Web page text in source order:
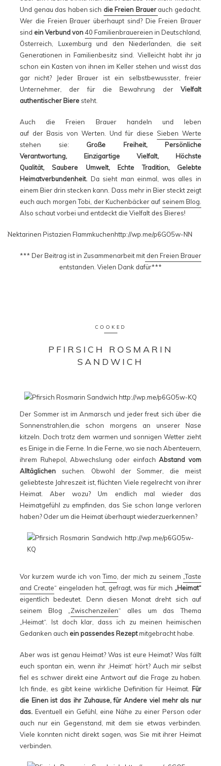
Und genau das haben sich die Freien Brauer auch gedacht.
Wer die Freien Brauer überhaupt sind? Die Freien Brauer
sind ein Verbund von40 Familienbrauereien in Deutschland,
Österreich, Luxemburg und den Niederlanden, die seit
Generationen in Familienbesitz sind. Vielleicht habt ihr ja
schon ein Kasten von ihnen im Keller stehen und wisst das
gar nicht? Jeder Brauer ist ein selbstbewusster, freier
Unternehmer, der für die Bewahrung der Vielfalt
authentischer Biere steht.
Auch die Freien Brauer handeln und leben
auf der Basis von Werten. Und für diese Sieben Werte
stehen sie: Große Freiheit, Persönliche
Verantwortung, Einzigartige Vielfalt, Höchste
Qualität, Saubere Umwelt, Echte Tradition, Gelebte
Heimatverbundenheit. Da sieht man einmal, was alles in
einem Bier drin stecken kann. Dass mehr in Bier steckt zeigt
euch auch morgenTobi, der Kuchenbäckerauf seinem Blog.
Also schaut vorbei und entdeckt die Vielfalt des Bieres!
*** Der Beitrag ist in Zusammenarbeit mit den Freien Brauer
entstanden. Vielen Dank dafür***
COOKED
PFIRSICH ROSMARIN
SANDWICH
Der Sommer ist im Anmarsch und jeder freut sich über die
Sonnenstrahlen,die schon morgens an unserer Nase
kitzeln. Doch trotz dem warmen und sonnigen Wetter zieht
es Einige in die Ferne. In die Ferne, wo sie nach Abenteuern,
ihrem Ruhepol, Abwechslung oder einfachAbstand vom
Alltäglichen suchen. Obwohl der Sommer, die meist
geliebteste Jahreszeit ist, flüchten Viele regelrecht von ihrer
Heimat. Aber wozu? Um endlich mal wieder das
Heimatgefühl zu empfinden, das Sie schon lange verloren
haben? Oder um die Heimat überhaupt wiederzuerkennen?
Vor kurzem wurde ich vonTimo , der mich zu seinem „Taste
and Create“ eingeladen hat, gefragt, was für mich „Heimat“
eigentlich bedeutet. Denn diesen Monat dreht sich auf
seinem Blog „ Zwischenzeilen“ alles um das Thema
„Heimat“. Ist doch klar, dass ich zu meinen heimischen
Gedanken auch ein passendes Rezeptmitgebracht habe.
Aber was ist genau Heimat? Was ist eure Heimat? Was fällt
euch spontan ein, wenn ihr ‚Heimat‘ hört? Auch mir selbst
fiel es schwer direkt eine Antwort auf die Frage zu haben.
Ich finde, es gibt keine wirkliche Definition für Heimat. Für
die Einen ist das ihr Zuhause, für Andere viel mehr als nur
das. Eventuell ein Gefühl, eine Nähe zu einer Person oder
auch nur ein Gegenstand, mit dem sie etwas verbinden.
Viele konnten nicht direkt sagen, was Sie mit ihrer Heimat
verbinden.